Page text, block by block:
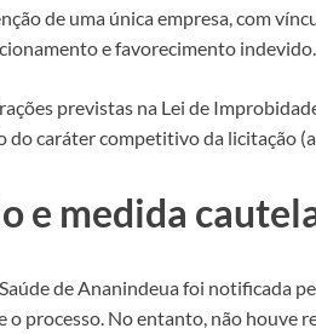
de uma única empresa, com
e favorecimento indevido.
previstas na Lei de
do caráter competitivo da licitação
e medida
de Ananindeua foi notificada
processo. No entanto, não houve